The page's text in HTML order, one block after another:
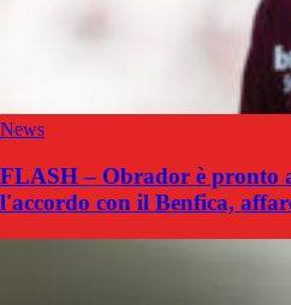
News
FLASH – Obrador è pronto
l'accordo con il Benfica,